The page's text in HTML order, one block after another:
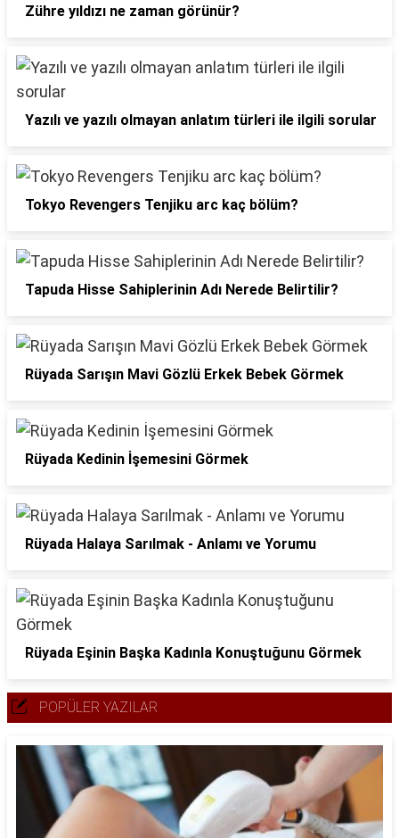
Zühre yıldızı ne zaman görünür?
Yazılı ve yazılı olmayan anlatım türleri ile ilgili sorular
Tokyo Revengers Tenjiku arc kaç bölüm?
Tapuda Hisse Sahiplerinin Adı Nerede Belirtilir?
Rüyada Sarışın Mavi Gözlü Erkek Bebek Görmek
Rüyada Kedinin İşemesini Görmek
Rüyada Halaya Sarılmak - Anlamı ve Yorumu
Rüyada Eşinin Başka Kadınla Konuştuğunu Görmek
POPÜLER YAZILAR